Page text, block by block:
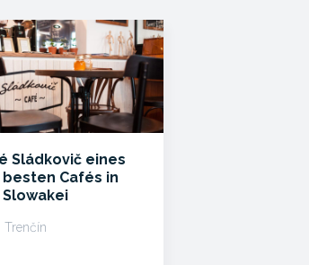
Sládkovič eines
Cafés in
Trenčín